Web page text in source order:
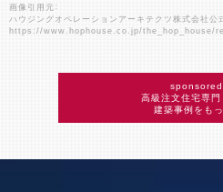
画像引用元：
ハウジングオペレーションアーキテクツ株式会社公
https://www.hophouse.co.jp/the_hop_house/
高級注文住宅専門
建築事例をも